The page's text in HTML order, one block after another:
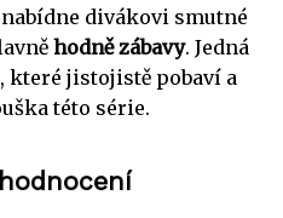
divákovi smutné
hodně zábavy. Jedná
které jistojistě pobaví a
této série.